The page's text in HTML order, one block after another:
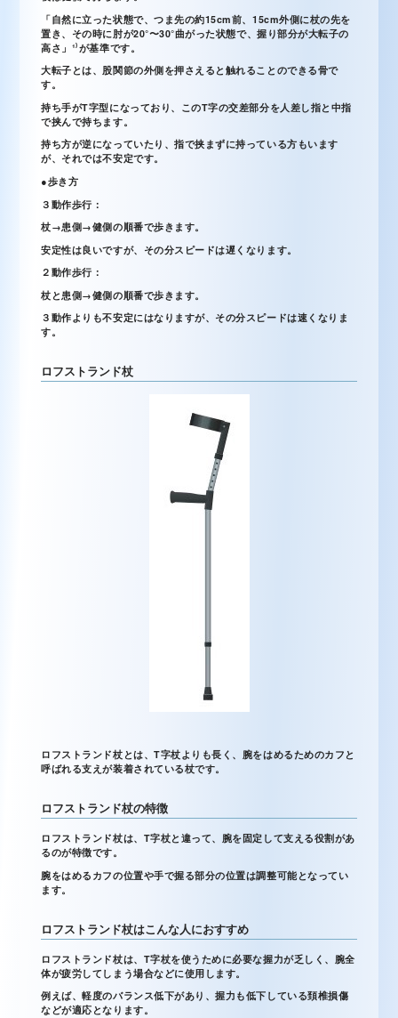
「自然に立った状態で、つま先の約15cm前、15cm外側に杖の先を
置き、その時に肘が20°〜30°曲がった状態で、握り部分が大転子の
高さ」¹⁾が基準です。
大転子とは、股関節の外側を押さえると触れることのできる骨で
す。
持ち手がT字型になっており、このT字の交差部分を人差し指と中指
で挟んで持ちます。
持ち方が逆になっていたり、指で挟まずに持っている方もいます
が、それでは不安定です。
●歩き方
３動作歩行：
杖→患側→健側の順番で歩きます。
安定性は良いですが、その分スピードは遅くなります。
２動作歩行：
杖と患側→健側の順番で歩きます。
３動作よりも不安定にはなりますが、その分スピードは速くなりま
す。
ロフストランド杖
ロフストランド杖とは、T字杖よりも長く、腕をはめるためのカフと
呼ばれる支えが装着されている杖です。
ロフストランド杖の特徴
ロフストランド杖は、T字杖と違って、腕を固定して支える役割があ
るのが特徴です。
腕をはめるカフの位置や手で握る部分の位置は調整可能となってい
ます。
ロフストランド杖はこんな人におすすめ
ロフストランド杖は、T字杖を使うために必要な握力が乏しく、腕全
体が疲労してしまう場合などに使用します。
例えば、軽度のバランス低下があり、握力も低下している頚椎損傷
などが適応となります。